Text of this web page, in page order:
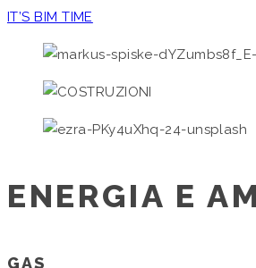
IT’S BIM TIME
ENERGIA E
GAS